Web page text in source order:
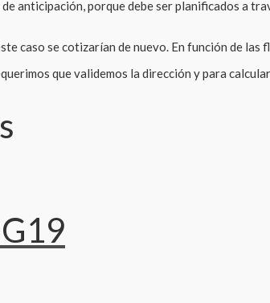
anticipación, porque debe ser planificados a
caso se cotizarían de nuevo. En función de las
que validemos la dirección y para